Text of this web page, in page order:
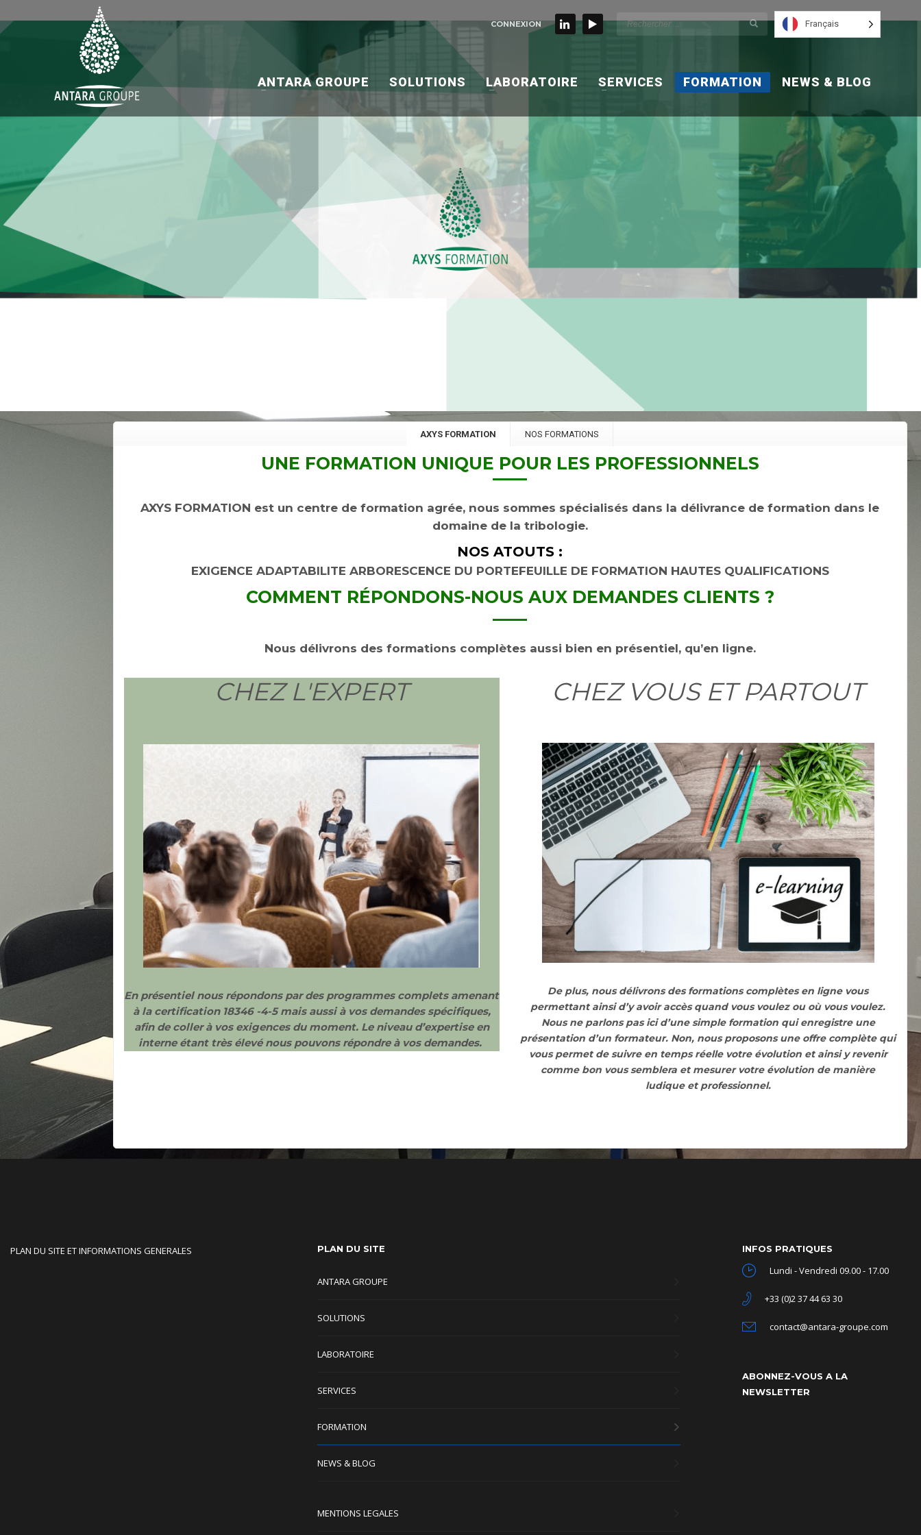
CONNEXION Français
ANTARA GROUPE SOLUTIONS LABORATOIRE SERVICES FORMATION NEWS & BLOG
AXYS FORMATION NOS FORMATIONS
UNE FORMATION UNIQUE POUR LES PROFESSIONNELS
AXYS FORMATION est un centre de formation agrée, nous sommes spécialisés dans la délivrance de formation dans le
domaine de la tribologie.
NOS ATOUTS :
EXIGENCE ADAPTABILITE ARBORESCENCE DU PORTEFEUILLE DE FORMATION HAUTES QUALIFICATIONS
COMMENT RÉPONDONS-NOUS AUX DEMANDES CLIENTS ?
Nous délivrons des formations complètes aussi bien en présentiel, qu’en ligne.
CHEZ L'EXPERT
En présentiel nous répondons par des programmes complets amenant
à la certification 18346 -4-5 mais aussi à vos demandes spécifiques,
afin de coller à vos exigences du moment. Le niveau d’expertise en
interne étant très élevé nous pouvons répondre à vos demandes.
CHEZ VOUS ET PARTOUT
De plus, nous délivrons des formations complètes en ligne vous
permettant ainsi d’y avoir accès quand vous voulez ou où vous voulez.
Nous ne parlons pas ici d’une simple formation qui enregistre une
présentation d’un formateur. Non, nous proposons une offre complète qui
vous permet de suivre en temps réelle votre évolution et ainsi y revenir
comme bon vous semblera et mesurer votre évolution de manière
ludique et professionnel.
PLAN DU SITE ET INFORMATIONS GENERALES PLAN DU SITE
ANTARA GROUPE
SOLUTIONS
LABORATOIRE
SERVICES
FORMATION
NEWS & BLOG
MENTIONS LEGALES
INFOS PRATIQUES
Lundi - Vendredi 09.00 - 17.00
+33 (0)2 37 44 63 30
contact@antara-groupe.com
ABONNEZ-VOUS A LA
NEWSLETTER